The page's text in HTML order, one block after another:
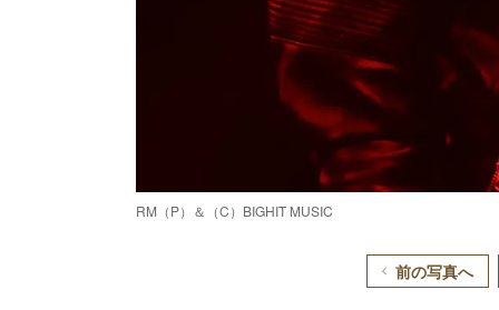
RM（P）＆（C）BIGHIT MUSIC
前の写真へ